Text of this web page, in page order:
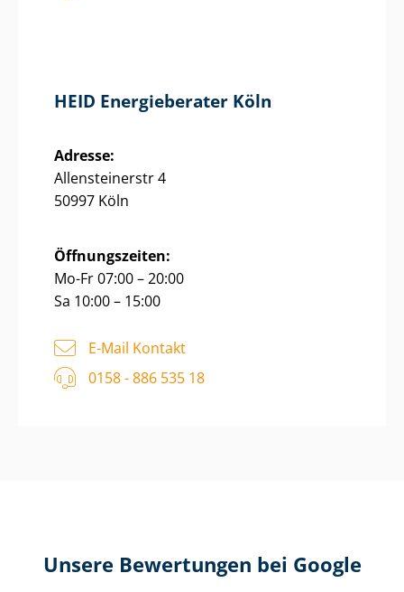
HEID Energieberater Köln
Adresse:
Allensteinerstr 4
50997 Köln
Öffnungszeiten:
Mo-Fr 07:00 – 20:00
Sa 10:00 – 15:00
E-Mail Kontakt
0158 - 886 535 18
Unsere Bewertungen bei Google